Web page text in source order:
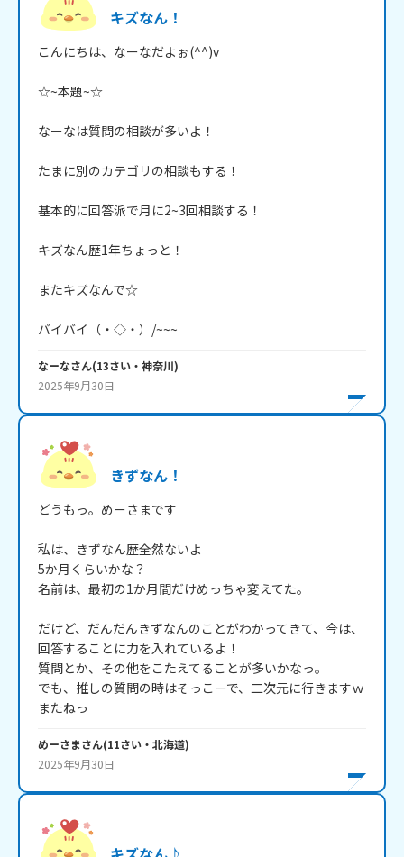
キズなん！
こんにちは、なーなだよぉ(^^)v
☆~本題~☆
なーなは質問の相談が多いよ！
たまに別のカテゴリの相談もする！
基本的に回答派で月に2~3回相談する！
キズなん歴1年ちょっと！
またキズなんで☆
バイバイ（・◇・）/~~~
なーなさん(13さい・ 神奈川)
2025年9月30日
きずなん！
どうもっ。めーさまです
私は、きずなん歴全然ないよ
5か月くらいかな？
名前は、最初の1か月間だけめっちゃ変えてた。
だけど、だんだんきずなんのことがわかってきて、今は、
回答することに力を入れているよ！
質問とか、その他をこたえてることが多いかなっ。
でも、推しの質問の時はそっこーで、二次元に行きますｗ
またねっ
めーさまさん(11さい・ 北海道)
2025年9月30日